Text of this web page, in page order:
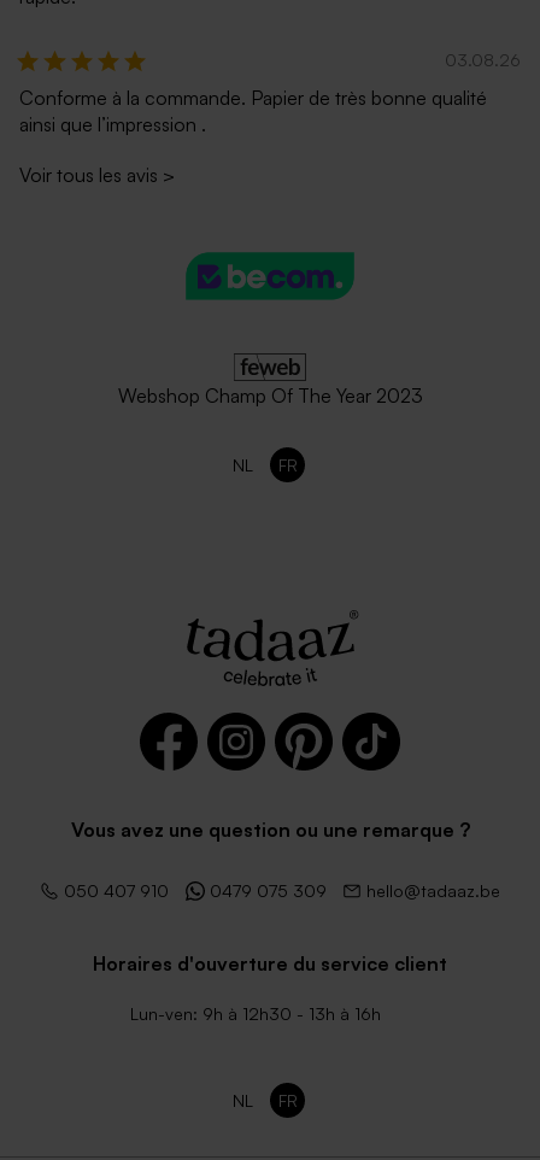
03.08.26
Conforme à la commande. Papier de très bonne qualité
ainsi que l’impression .
Voir tous les avis >
Webshop Champ Of The Year 2023
NL FR
Vous avez une question ou une remarque ?
050 407 910 0479 075 309 hello@tadaaz.be
Horaires d'ouverture du service client
Lun-ven: 9h à 12h30 - 13h à 16h
NL FR